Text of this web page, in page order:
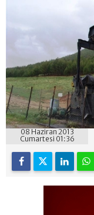
08 Haziran 2013
Cumartesi 01:36